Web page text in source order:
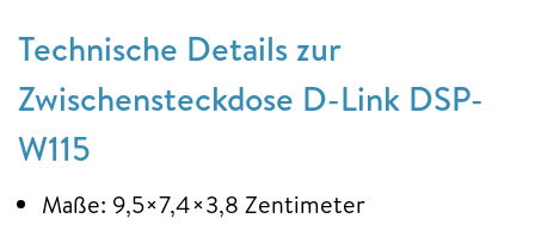
Technische Details zur
Zwischensteckdose D-Link DSP-
W115
Maße: 9,5×7,4×3,8 Zentimeter